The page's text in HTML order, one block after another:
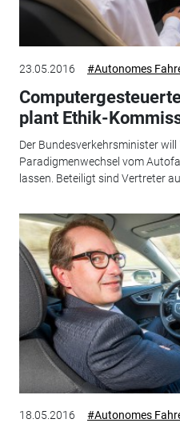
23.05.2016 #Autonomes
plant Ethik-
Der Bundesverkehrsminister
Paradigmenwechsel vom
lassen. Beteiligt sind Vertreter
18.05.2016 #Autonomes